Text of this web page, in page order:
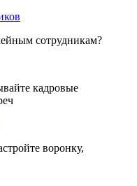
сотрудникам?
кадровые
воронку,